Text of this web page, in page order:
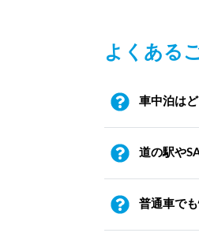
よくある
車中泊は
道の駅や
普通車で